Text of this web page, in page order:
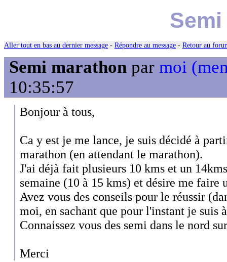
Aller tout en bas au dernier message - Répondre au message - Retour au
Semi marathon par moi
10:35:57
Bonjour à tous,
Ca y est je me lance, je suis décidé à
marathon (en attendant le marathon).
J'ai déjà fait plusieurs 10 kms et un
semaine (10 à 15 kms) et désire me faire
Avez vous des conseils pour le réussir
moi, en sachant que pour l'instant je suis
Connaissez vous des semi dans le nord
Merci